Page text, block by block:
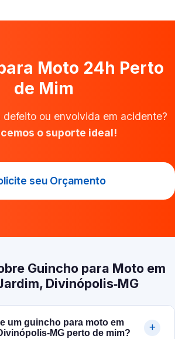
Moto 24h Perto
de Mim
ou envolvida em acidente?
o suporte ideal!
seu Orçamento
Guincho para Moto em
Divinópolis‑MG
um guincho para moto em
perto de mim?